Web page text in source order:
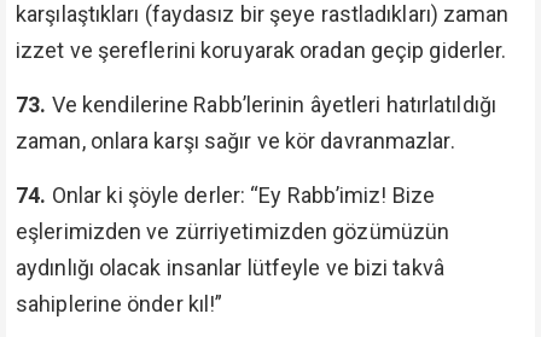
karşılaştıkları (faydasız bir şeye rastladıkları) zaman
izzet ve şereflerini koruyarak oradan geçip giderler.
73. Ve kendilerine Rabb’lerinin âyetleri hatırlatıldığı
zaman, onlara karşı sağır ve kör davranmazlar.
74. Onlar ki şöyle derler: “Ey Rabb’imiz! Bize
eşlerimizden ve zürriyetimizden gözümüzün
aydınlığı olacak insanlar lütfeyle ve bizi takvâ
sahiplerine önder kıl!”